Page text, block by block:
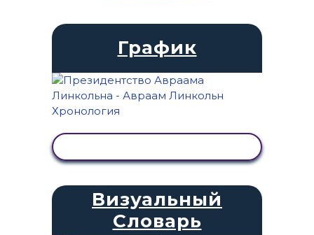
График
Визуальный
Словарь